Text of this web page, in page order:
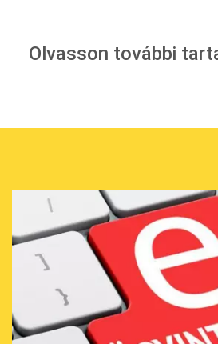
Olvasson további